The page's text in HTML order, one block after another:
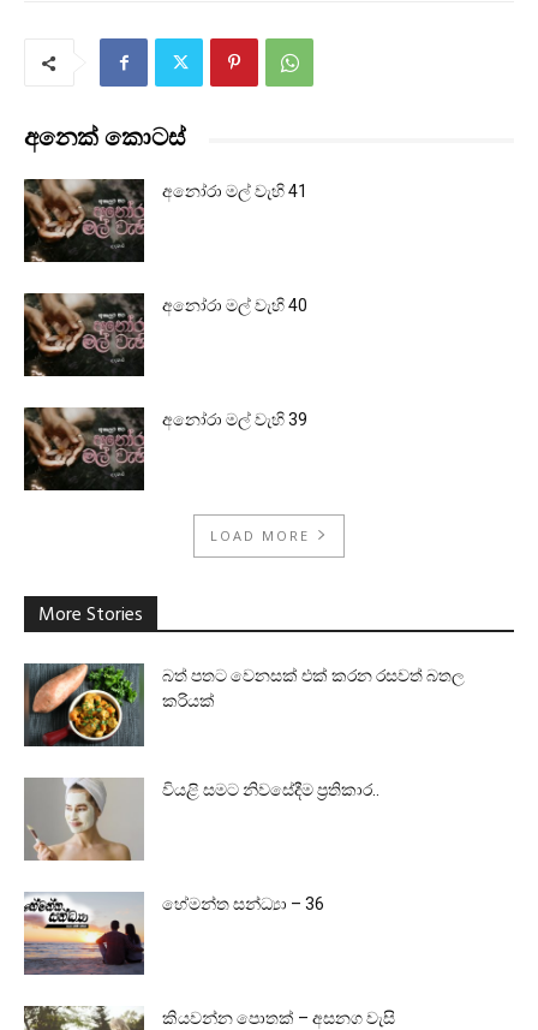
අනෙක් කොටස්
අනෝරා මල් වැහි 41
අනෝරා මල් වැහි 40
අනෝරා මල් වැහි 39
LOAD MORE
More Stories
බත් පතට වෙනසක් එක් කරන රසවත් බතල
කරියක්
වියළි සමට නිවසේදීම ප්‍රතිකාර..
හේමන්ත සන්ධ්‍යා – 36
කියවන්න පොතක් – අසනග වැසි